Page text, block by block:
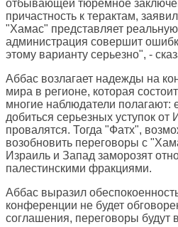
отбывающей тюремное
причастность к терактам,
"Хамас" представляет реальную
администрация совершит
этому варианту серьезно", -
Аббас возлагает надежды на
мира в регионе, которая
многие наблюдатели полагают:
добиться серьезных уступок
провалятся. Тогда "Фатх",
возобновить переговоры с
Израиль и Запад заморозят
палестинскими фракциями.
Аббас выразил
конференции не будет
соглашения, переговоры будут